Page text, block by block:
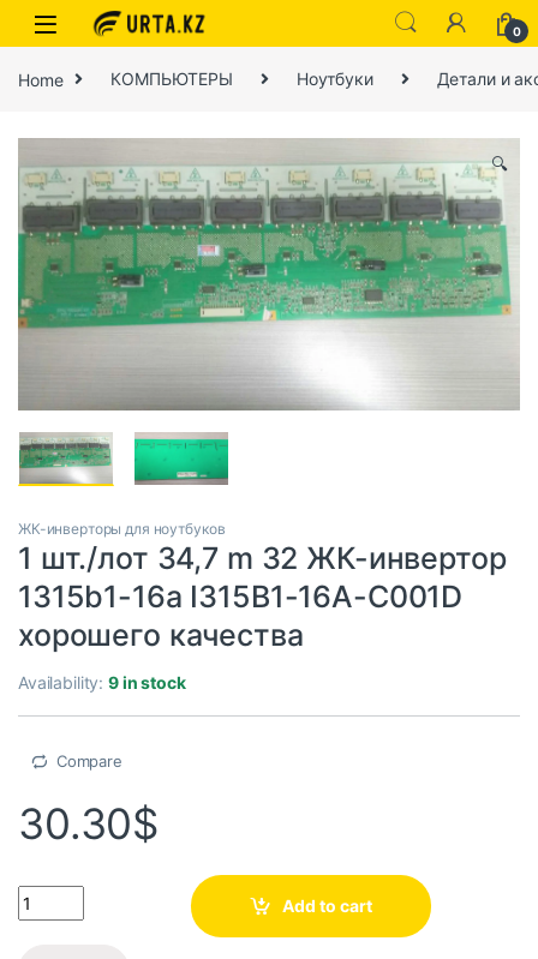
0
Home КОМПЬЮТЕРЫ Ноутбуки Детали и
🔍
ЖК-инверторы для ноутбуков
1 шт./лот 34,7 m 32 ЖК-инвертор
1315b1-16a I315B1-16A-C001D
хорошего качества
Availability:9 in stock
Compare
30.30$
Add to cart